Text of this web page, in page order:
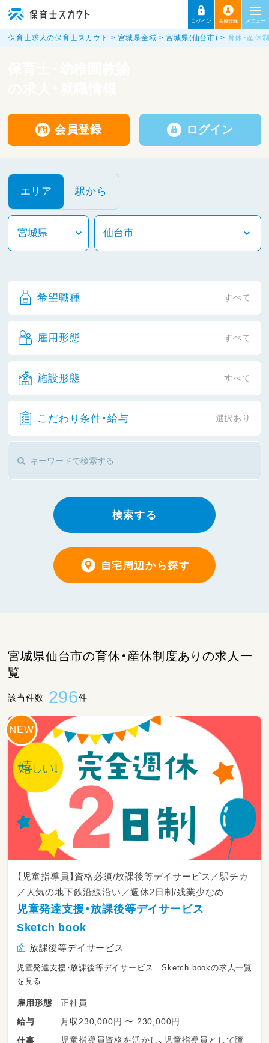
保育士求人の保育士スカウト 宮城県全域 宮城県(仙台市) 育休・産休
会員登録 ログイン
エリア 駅から
希望職種 すべて
雇用形態 すべて
施設形態 すべて
こだわり条件・給与 選択あり
検索する
自宅周辺から探す
宮城県仙台市の育休・産休制度ありの求人一
覧
該当件数 296件
【児童指導員】資格必須/放課後等デイサービス／駅チカ
／人気の地下鉄沿線沿い／週休2日制/残業少なめ
児童発達支援・放課後等デイサービス
Sketch book
放課後等デイサービス
児童発達支援・放課後等デイサービス Sketch bookの求人一覧
を見る
雇用形態
正社員
給与
月収230,000円 〜 230,000円
仕事
児童指導員資格を活かし、児童指導員として障